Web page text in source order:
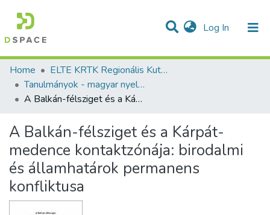
Log In (current)
Communities & Collections
Statistics
All of DSpace
Home
ELTE KRTK Regionális Kutatások Intézete
Tanulmányok - magyar nyelvű (RKI)
A Balkán-félsziget és a Kárpát-medence kontaktzónája: birodalmi és államhatárok permanens konfliktusa
A Balkán-félsziget és a Kárpát-
medence kontaktzónája: birodalmi
és államhatárok permanens
konfliktusa